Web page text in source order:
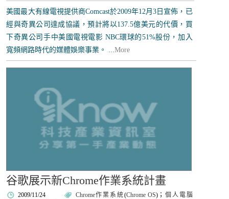
美國最大有線電視提供商Comcast於2009年12月3日宣佈，已
經與奇異公司達成協議，預計將以137.5億美元的代價，買
下奇異公司手中美國電視電影 NBC環球的51%股份，加入
寬頻網路時代的媒體娛樂事業。 ...More
谷歌展示新Chrome作業系統計畫
2009/11/24 Chrome作業系統(Chrome OS)； 個人電腦